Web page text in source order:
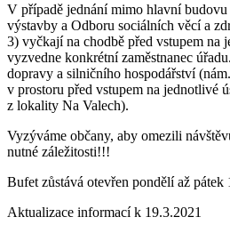
V případě jednání mimo hlavní
výstavby a Odboru sociálních věcí a
3) vyčkají na chodbě před vstupem na
vyzvedne konkrétní zaměstnanec
dopravy a silničního hospodářství
v prostoru před vstupem na jednotlivé
z lokality Na Valech).
Vyzýváme občany, aby omezili
nutné záležitosti!!!
Bufet zůstává otevřen pondělí až pátek
Aktualizace informací k 19.3.2021